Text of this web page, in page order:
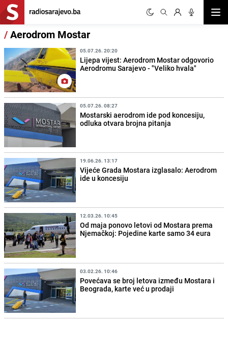
/Aerodrom Mostar
05.07.26. 20:20
Lijepa vijest: Aerodrom Mostar odgovorio
Aerodromu Sarajevo - "Veliko hvala"
05.07.26. 08:27
Mostarski aerodrom ide pod koncesiju,
odluka otvara brojna pitanja
19.06.26. 13:17
Vijeće Grada Mostara izglasalo: Aerodrom
ide u koncesiju
12.03.26. 10:45
Od maja ponovo letovi od Mostara prema
Njemačkoj: Pojedine karte samo 34 eura
03.02.26. 10:46
Povećava se broj letova između Mostara i
Beograda, karte već u prodaji